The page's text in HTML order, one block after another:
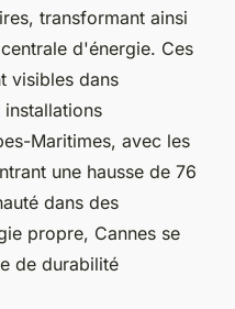
transformant ainsi
d'énergie. Ces
visibles dans
Maritimes, avec les
une hausse de 76
dans des
propre, Cannes se
de durabilité